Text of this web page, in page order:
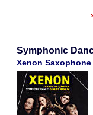
Symphonic
Xenon